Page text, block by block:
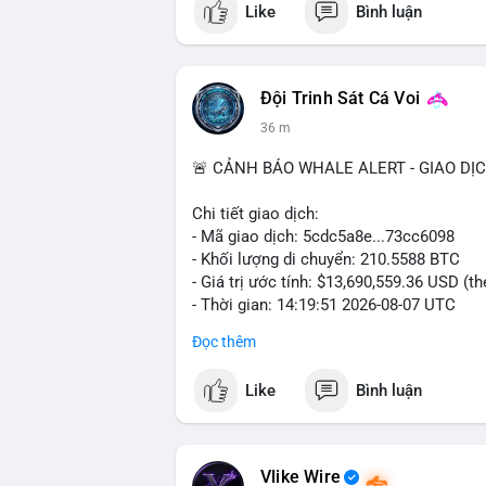
$btc $eth
📰 Nguồn: CoinDesk
Like Bình luận
Đội Trinh Sát Cá Voi
37 m
🚨 CẢNH BÁO WHALE ALERT - GIAO
Chi tiết giao dịch:
- Mã giao dịch: 5cdc5a8e...73cc6098
- Khối lượng di chuyển: 210.5588 BTC
- Giá trị ước tính: $13,690,559.36 USD
- Thời gian: 14:19:51 2026-08-07 UTC
Nhận định phân tích hành vi của Cá voi
Lời khuyên ngắn gọn cho nhà đầu tư nhỏ
phải là các từ khóa cụ thể xuất hiện
Đọc thêm
Like Bình luận
Vlike Wire